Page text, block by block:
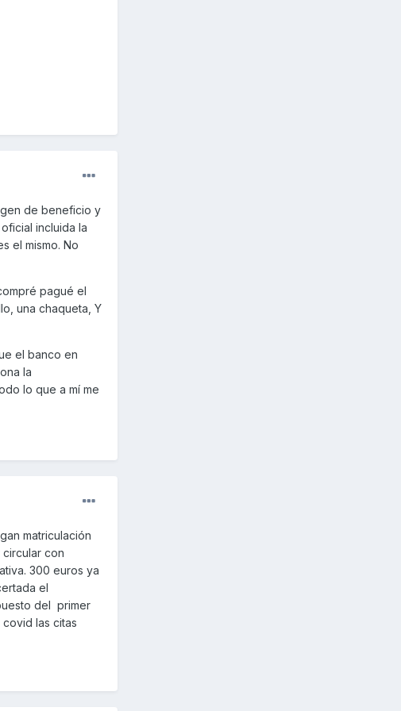
de beneficio y
incluida la
el mismo. No
pagué el
una chaqueta, Y
el banco en
la
lo que a mí me
matriculación
con
300 euros ya
el
del primer
las citas